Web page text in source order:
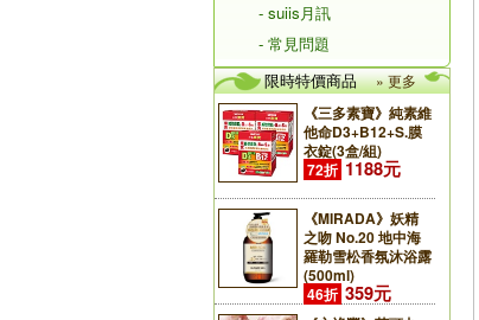
- suiis月訊
- 常見問題
限時特價商品
» 更多
《三多素寶》純素維
他命D3+B12+S.膜
衣錠(3盒/組)
72折 1188元
《MIRADA》妖精
之吻 No.20 地中海
羅勒雪松香氛沐浴露
(500ml)
46折 359元